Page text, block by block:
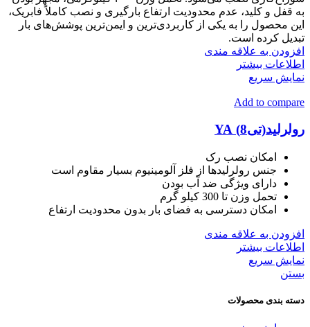
به قفل و کلید، عدم محدودیت ارتفاع بارگیری و نصب کاملاً فابریک،
این محصول را به یکی از کاربردی‌ترین و ایمن‌ترین پوشش‌های بار
تبدیل کرده است.
افزودن به علاقه مندی
اطلاعات بیشتر
نمایش سریع
Add to compare
رولرلید(تی8) YA
امکان نصب رک
جنس رولرلیدها از فلز آلومینیوم بسیار مقاوم است
دارای ویژگی ضد آب بودن
تحمل وزن تا 300 کیلو گرم
امکان دسترسی به فضای بار بدون محدودیت ارتفاع
افزودن به علاقه مندی
اطلاعات بیشتر
نمایش سریع
بستن
دسته بندی محصولات